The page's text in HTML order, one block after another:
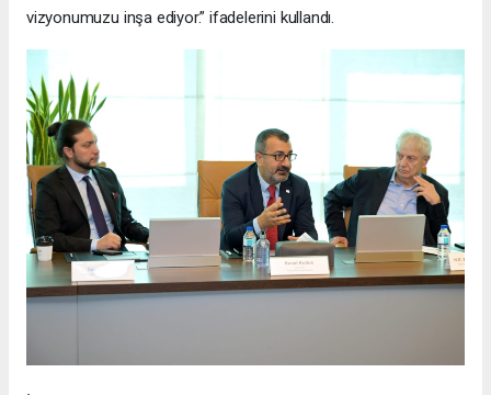
vizyonumuzu inşa ediyor.” ifadelerini kullandı.